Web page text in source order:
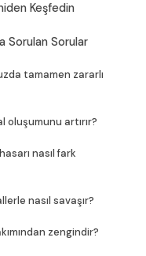
Keşfedin
Sorulan Sorular
tamamen zararlı
artırır?
nasıl fark
nasıl savaşır?
zengindir?